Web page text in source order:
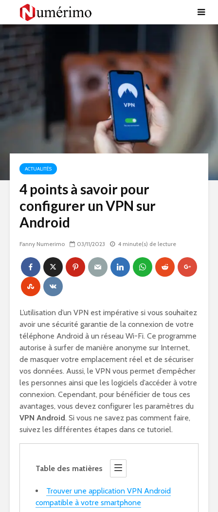
ACTUALITÉS
4 points à savoir pour
configurer un VPN sur
Android
Fanny Numerimo 03/11/2023 4 minute(s) de lecture
L’utilisation d’un VPN est impérative si vous souhaitez
avoir une sécurité garantie de la connexion de votre
téléphone Android à un réseau Wi-Fi. Ce programme
autorise à surfer de manière anonyme sur Internet,
de masquer votre emplacement réel et de sécuriser
vos données. Aussi, le VPN vous permet d’empêcher
les personnes ainsi que les logiciels d’accéder à votre
connexion. Cependant, pour bénéficier de tous ces
avantages, vous devez configurer les paramètres du
VPN Android. Si vous ne savez pas comment faire,
suivez les différentes étapes dans ce tutoriel.
Table des matières
Trouver une application VPN Android
compatible à votre smartphone